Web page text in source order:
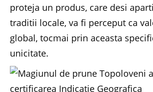
proteja un produs, care desi
traditii locale, va fi perceput ca
global, tocmai prin aceasta
unicitate.